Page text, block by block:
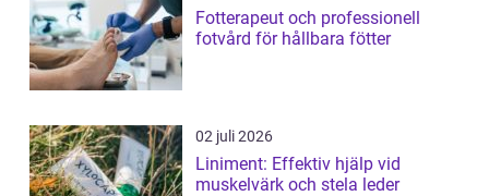
Fotterapeut och professionell
fotvård för hållbara fötter
02 juli 2026
Liniment: Effektiv hjälp vid
muskelvärk och stela leder